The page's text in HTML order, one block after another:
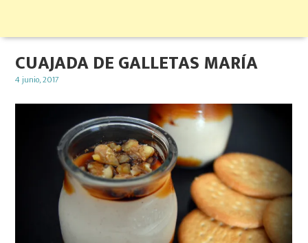
CUAJADA DE GALLETAS MARÍA
Posted
4 junio, 2017